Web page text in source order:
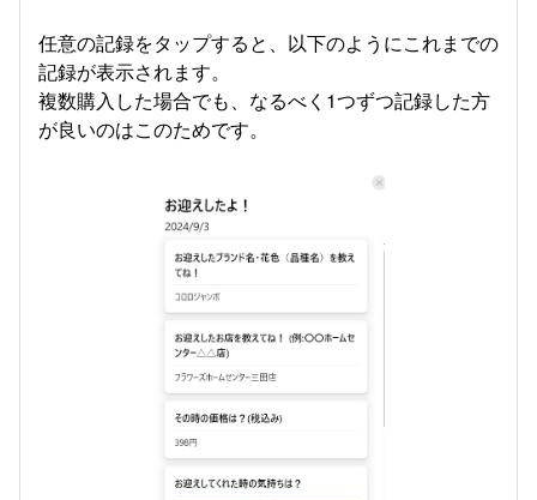
任意の記録をタップすると、以下のようにこれまでの
記録が表示されます。
複数購入した場合でも、なるべく1つずつ記録した方
が良いのはこのためです。